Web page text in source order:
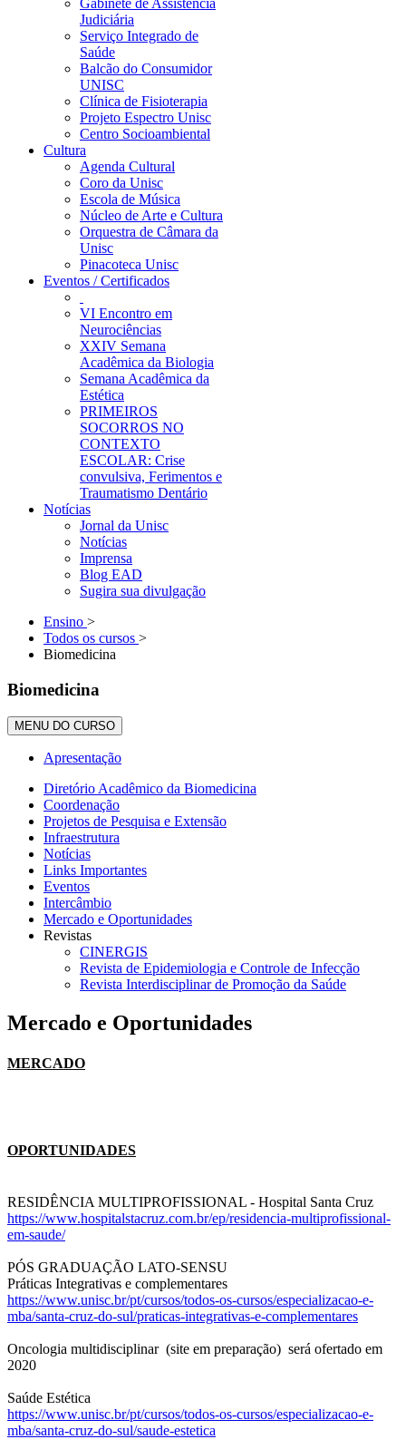
Gabinete de Assistência
Judiciária
Serviço Integrado de
Saúde
Balcão do Consumidor
UNISC
Clínica de Fisioterapia
Projeto Espectro Unisc
Centro Socioambiental
Cultura
Agenda Cultural
Coro da Unisc
Escola de Música
Núcleo de Arte e Cultura
Orquestra de Câmara da
Unisc
Pinacoteca Unisc
Eventos / Certificados
VI Encontro em
Neurociências
XXIV Semana
Acadêmica da Biologia
Semana Acadêmica da
Estética
PRIMEIROS
SOCORROS NO
CONTEXTO
ESCOLAR: Crise
convulsiva, Ferimentos e
Traumatismo Dentário
Notícias
Jornal da Unisc
Notícias
Imprensa
Blog EAD
Sugira sua divulgação
Ensino >
Todos os cursos >
Biomedicina
Biomedicina
MENU DO CURSO
Apresentação
Diretório Acadêmico da Biomedicina
Coordenação
Projetos de Pesquisa e Extensão
Infraestrutura
Notícias
Links Importantes
Eventos
Intercâmbio
Mercado e Oportunidades
Revistas
CINERGIS
Revista de Epidemiologia e Controle de Infecção
Revista Interdisciplinar de Promoção da Saúde
Mercado e Oportunidades
MERCADO
OPORTUNIDADES
RESIDÊNCIA MULTIPROFISSIONAL - Hospital Santa Cruz
https://www.hospitalstacruz.com.br/ep/residencia-multiprofissional-
em-saude/
PÓS GRADUAÇÃO LATO-SENSU
Práticas Integrativas e complementares
https://www.unisc.br/pt/cursos/todos-os-cursos/especializacao-e-
mba/santa-cruz-do-sul/praticas-integrativas-e-complementares
Oncologia multidisciplinar (site em preparação) será ofertado em
2020
Saúde Estética
https://www.unisc.br/pt/cursos/todos-os-cursos/especializacao-e-
mba/santa-cruz-do-sul/saude-estetica